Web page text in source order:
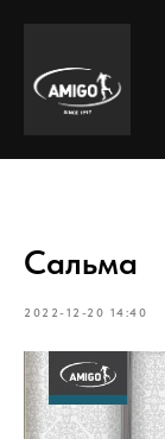
Сальма
2022-12-20 14:40